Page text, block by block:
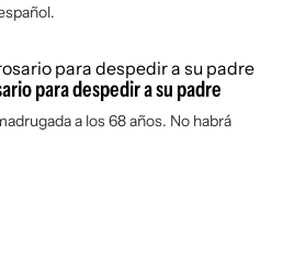
para despedir a su padre
a los 68 años. No habrá